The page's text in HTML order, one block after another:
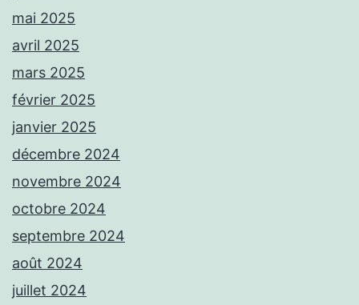
mai 2025
avril 2025
mars 2025
février 2025
janvier 2025
décembre 2024
novembre 2024
octobre 2024
septembre 2024
août 2024
juillet 2024